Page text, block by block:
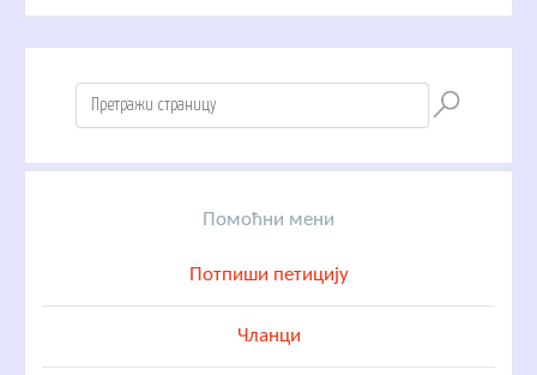
Помоћни мени
Потпиши петицију
Чланци